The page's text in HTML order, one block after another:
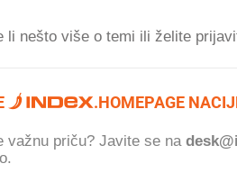
li nešto više o temi ili želite
.HOMEPAGE
važnu priču? Javite se na